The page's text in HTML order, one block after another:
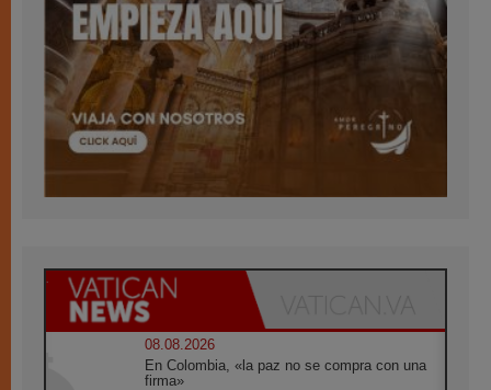
08.08.2026
En Colombia, «la paz no se compra con una
firma»